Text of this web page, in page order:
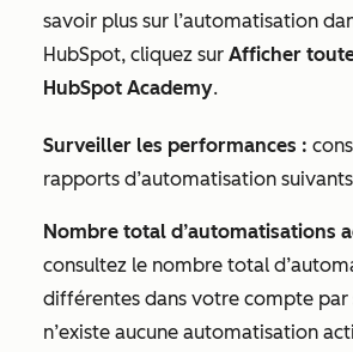
savoir plus sur l’automatisation
HubSpot, cliquez sur Afficher
HubSpot Academy.
Surveiller les performances :
rapports d’automatisation
Nombre total d’automatisations
consultez le nombre total
différentes dans votre compte par
n’existe aucune automatisation